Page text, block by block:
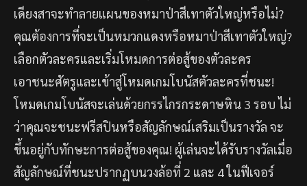
0828408*** ได้รับ 660 บาท
0617429*** ได้รับ 1100 บาท
0856464*** ได้รับ 1251 บาท
094965*** ได้รับ 6101 บาท
เดียงสาจะทำลายแผนของหมาป่าสีเทาตัวใหญ่หรือไม่?
คุณต้องการที่จะเป็นหมวกแดงหรือหมาป่าสีเทาตัวใหญ่?
เลือกตัวละครและเริ่มโหมดการต่อสู้ของตัวละคร
เอาชนะศัตรูและเข้าสู่โหมดเกมโบนัสตัวละครที่ชนะ!
โหมดเกมโบนัสจะเล่นด้วยกรรไกรกระดาษหิน 3 รอบ ไม่
ว่าคุณจะชนะฟรีสปินหรือสัญลักษณ์เสริมเป็นรางวัล จะ
ขึ้นอยู่กับทักษะการต่อสู้ของคุณ! ผู้เล่นจะได้รับรางวัลเมื่อ
สัญลักษณ์ที่ชนะปรากฏบนวงล้อที่ 2 และ 4 ในฟีเจอร์